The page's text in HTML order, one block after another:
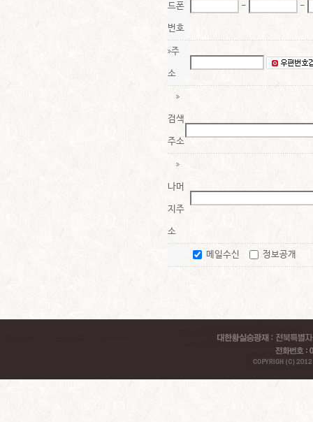
드폰
번호
- -
주
소
검색
주소
나머
지주
소
메일수신 정보공개